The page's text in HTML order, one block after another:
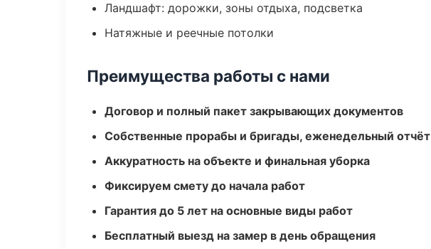
Ландшафт: дорожки, зоны отдыха, подсветка
Натяжные и реечные потолки
Преимущества работы с нами
Договор и полный пакет закрывающих документов
Собственные прорабы и бригады, еженедельный отчёт
Аккуратность на объекте и финальная уборка
Фиксируем смету до начала работ
Гарантия до 5 лет на основные виды работ
Бесплатный выезд на замер в день обращения